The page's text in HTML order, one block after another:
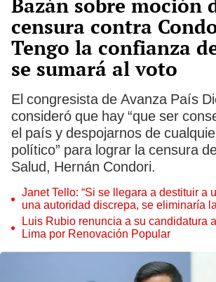
Bazán sobre moción
censura contra
Tengo la confianza
se sumará al voto
El congresista de Avanza País
consideró que hay “que ser
el país y despojarnos de
político” para lograr la censura
Salud, Hernán Condori.
Janet Tello: “Si se llegara a destituir a
una autoridad discrepa, se eliminaría
judicial”
Luis Rubio renuncia a su candidatura
Lima por Renovación Popular